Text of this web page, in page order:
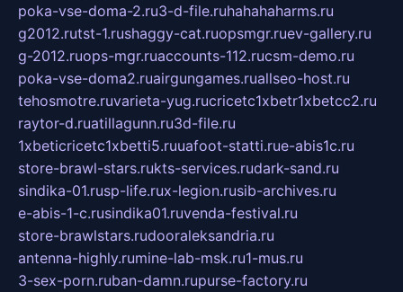
poka-vse-doma-2.ru3-d-file.ruhahahaharms.ru
g2012.rutst-1.rushaggy-cat.ruopsmgr.ruev-gallery.ru
g-2012.ruops-mgr.ruaccounts-112.rucsm-demo.ru
poka-vse-doma2.ruairgungames.ruallseo-host.ru
tehosmotre.ruvarieta-yug.rucricetc1xbetr1xbetcc2.ru
raytor-d.ruatillagunn.ru3d-file.ru
1xbeticricetc1xbetti5.ruuafoot-statti.rue-abis1c.ru
store-brawl-stars.rukts-services.rudark-sand.ru
sindika-01.rusp-life.rux-legion.rusib-archives.ru
e-abis-1-c.rusindika01.ruvenda-festival.ru
store-brawlstars.rudooraleksandria.ru
antenna-highly.rumine-lab-msk.ru1-mus.ru
3-sex-porn.ruban-damn.rupurse-factory.ru